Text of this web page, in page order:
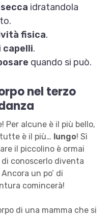
idratandola
fisica.
capelli.
quando si può.
nel terzo
alcune è il più bello,
è il più… lungo! Sì
il piccolino è ormai
conoscerlo diventa
un po’ di
comincerà!
di una mamma che si